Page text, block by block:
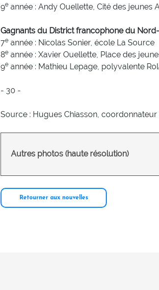
9eannée : Andy Ouellette, Cité des jeunes
Gagnants du District francophone du
7eannée : Nicolas Sonier, école La Source
8eannée : Xavier Ouellette, Place des
9eannée : Mathieu Lepage, polyvalente
- 30 -
Source : Hugues Chiasson,
Autres photos (haute résolution)
Retourner aux nouvelles